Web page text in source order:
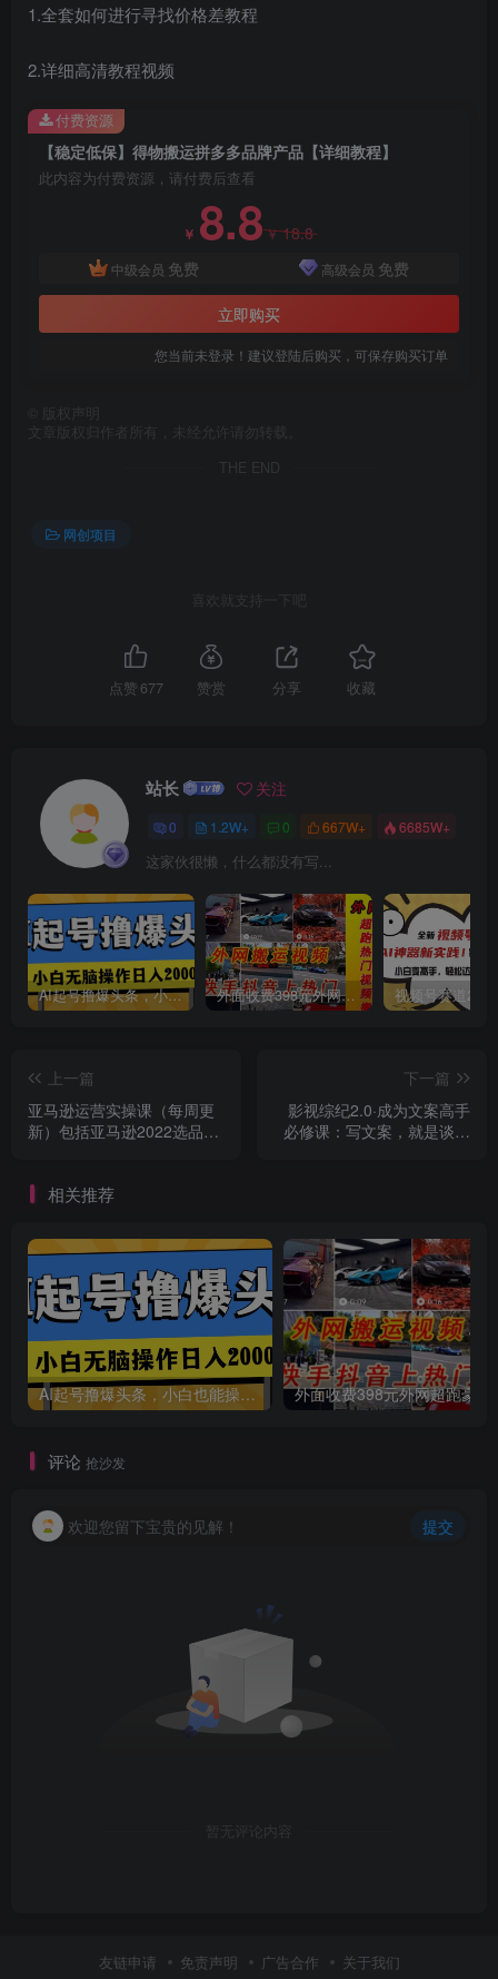
1.全套如何进行寻找价格差教程
2.详细高清教程视频
【稳定低保】得物搬运拼多多品牌产品【详细教程】
此内容为付费资源，请付费后查看
￥ 8.8￥18.8
中级会员 免费 高级会员 免费
立即购买
您当前未登录！建议登陆后购买，可保存购买订单
付费资源
版权声明
文章版权归作者所有，未经允许请勿转载。
THE END
网创项目
喜欢就支持一下吧
点赞 677 赞赏 分享 收藏
站长 关注
0 1.2W+ 0 667W+ 6685W+
这家伙很懒，什么都没有写...
AI起号撸爆头条，小白也能操作，日入2000+ 外面收费398元外网超跑豪车汽车视频搬运至快手抖音上热门项目
上一篇
亚马逊运营实操课（每周更
新）包括亚马逊2022选品策
下一篇
影视综纪2.0·成为文案高手
必修课：写文案，就是谈恋
相关推荐
AI起号撸爆头条，小白也能操作，日入2000+
评论 抢沙发
欢迎您留下宝贵的见解！ 提交
暂无评论内容
友链申请 免责声明 广告合作 关于我们